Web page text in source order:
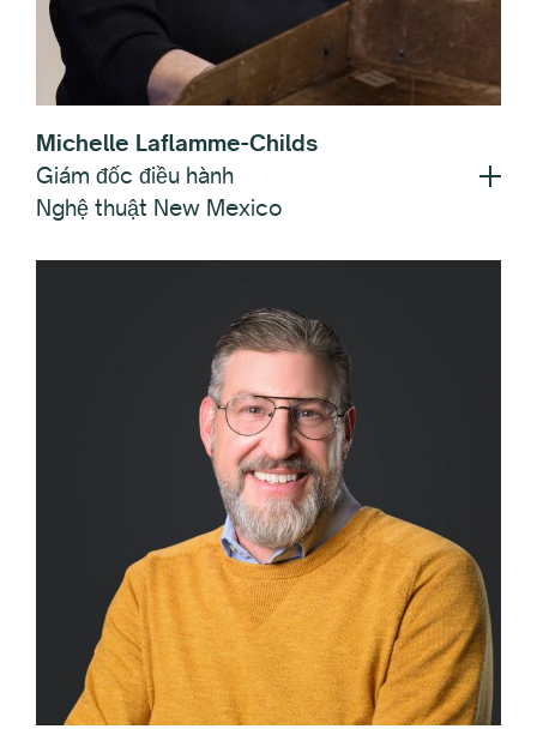
Michelle Laflamme-Childs
Giám đốc điều hành
Nghệ thuật New Mexico